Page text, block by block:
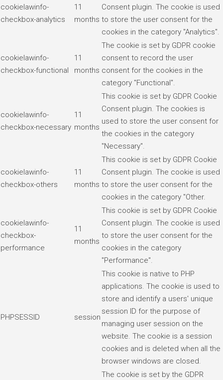
cookielawinfo-
checkbox-analytics
11
months
Consent plugin. The cookie is used
to store the user consent for the
cookies in the category "Analytics".
cookielawinfo-
checkbox-functional
11
months
The cookie is set by GDPR cookie
consent to record the user
consent for the cookies in the
category "Functional".
cookielawinfo-
checkbox-necessary
11
months
This cookie is set by GDPR Cookie
Consent plugin. The cookies is
used to store the user consent for
the cookies in the category
"Necessary".
cookielawinfo-
checkbox-others
11
months
This cookie is set by GDPR Cookie
Consent plugin. The cookie is used
to store the user consent for the
cookies in the category "Other.
cookielawinfo-
checkbox-
performance
11
months
This cookie is set by GDPR Cookie
Consent plugin. The cookie is used
to store the user consent for the
cookies in the category
"Performance".
PHPSESSID session
This cookie is native to PHP
applications. The cookie is used to
store and identify a users' unique
session ID for the purpose of
managing user session on the
website. The cookie is a session
cookies and is deleted when all the
browser windows are closed.
The cookie is set by the GDPR